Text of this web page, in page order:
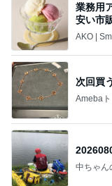
業務用
安い市
トレ
AKO |
次回買
Ameba
中ちゃん